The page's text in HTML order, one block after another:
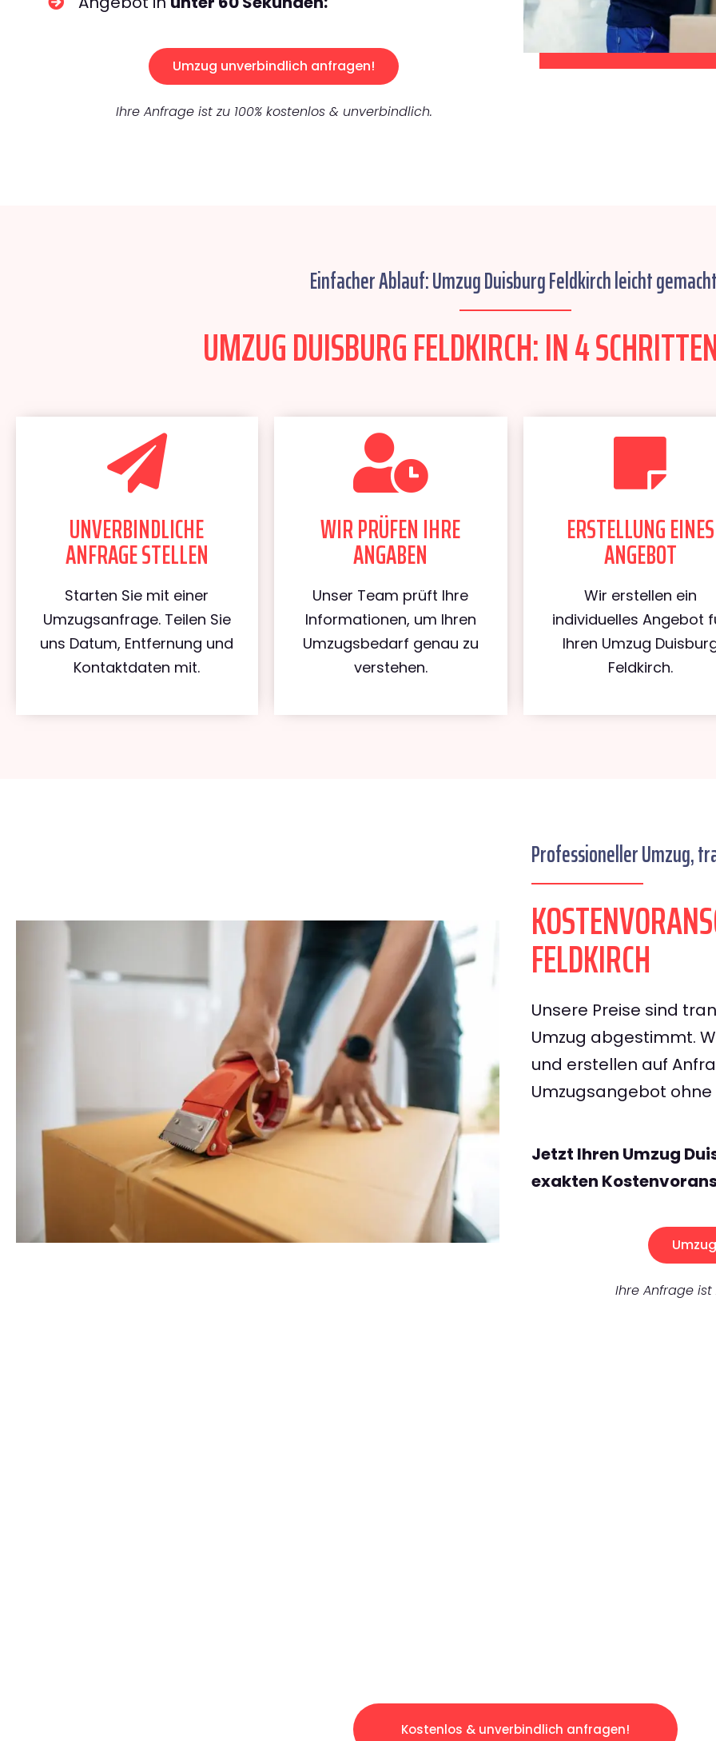
Umzug unverbindlich anfragen!
Ihre Anfrage ist zu 100% kostenlos & unverbindlich.
Einfacher Ablauf: Umzug Duisburg Feldkirch leicht
UMZUG DUISBURG FELDKIRCH: IN 4
UNVERBINDLICHE
ANFRAGE STELLEN
Starten Sie mit einer
Umzugsanfrage. Teilen Sie
uns Datum, Entfernung und
Kontaktdaten mit.
WIR PRÜFEN IHRE
ANGABEN
Unser Team prüft Ihre
Informationen, um Ihren
Umzugsbedarf genau zu
verstehen.
ERSTELLUNG EINES
ANGEBOT
Wir erstellen ein
individuelles Angebot
Ihren Umzug
Feldkirch.
Professioneller Umzug,
FELDKIRCH
Unsere Preise sind
Umzug abgestimmt.
und erstellen auf
Umzugsangebot
Jetzt Ihren Umzug
exakten
Ihre Anfrage ist
Kostenlos & unverbindlich anfragen!